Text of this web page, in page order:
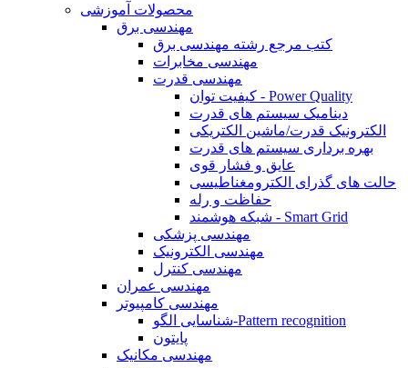
محصولات آموزشی
مهندسی برق
کتب مرجع رشته مهندسی برق
مهندسی مخابرات
مهندسی قدرت
کیفیت توان - Power Quality
دینامیک سیستم های قدرت
الکترونیک قدرت/ماشین الکتریکی
بهره برداری سیستم های قدرت
عایق و فشار قوی
حالت های گذرای الکترومغناطیسی
حفاظت و رله
شبکه هوشمند - Smart Grid
مهندسی پزشکی
مهندسی الکترونیک
مهندسی کنترل
مهندسی عمران
مهندسی کامپیوتر
شناسایی الگو-Pattern recognition
پایتون
مهندسی مکانیک